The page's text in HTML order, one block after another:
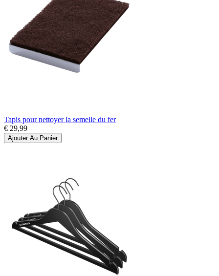
Tapis pour nettoyer la semelle du fer
€ 29,99
Ajouter Au Panier